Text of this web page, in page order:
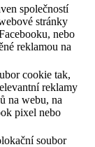
společností
stránky
nebo
reklamou na
cookie tak,
reklamy
na webu, na
pixel nebo
soubor